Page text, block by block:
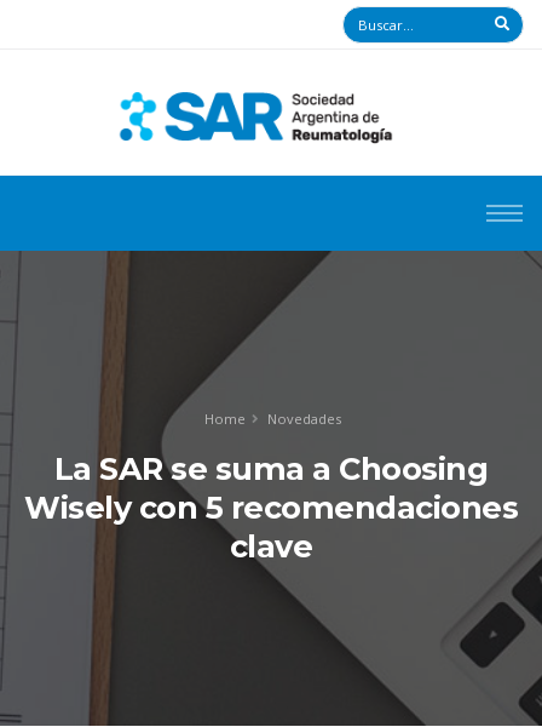
Home Novedades
La SAR se suma a Choosing
Wisely con 5 recomendaciones
clave